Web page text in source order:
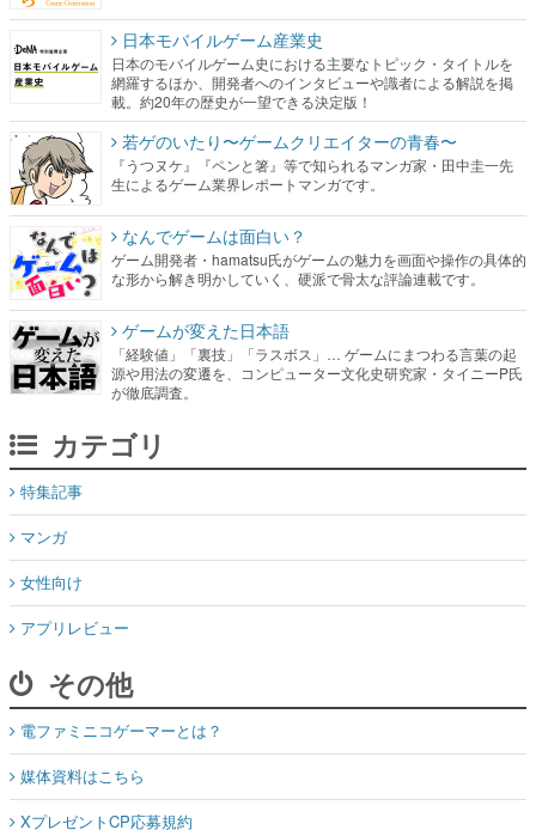
日本モバイルゲーム産業史
日本のモバイルゲーム史における主要なトピック・タイトルを
網羅するほか、開発者へのインタビューや識者による解説を掲
載。約20年の歴史が一望できる決定版！
若ゲのいたり〜ゲームクリエイターの青春〜
『うつヌケ』『ペンと箸』等で知られるマンガ家・田中圭一先
生によるゲーム業界レポートマンガです。
なんでゲームは面白い？
ゲーム開発者・hamatsu氏がゲームの魅力を画面や操作の具体的
な形から解き明かしていく、硬派で骨太な評論連載です。
ゲームが変えた日本語
「経験値」「裏技」「ラスボス」… ゲームにまつわる言葉の起
源や用法の変遷を、コンピューター文化史研究家・タイニーP氏
が徹底調査。
カテゴリ
特集記事
マンガ
女性向け
アプリレビュー
その他
電ファミニコゲーマーとは？
媒体資料はこちら
XプレゼントCP応募規約